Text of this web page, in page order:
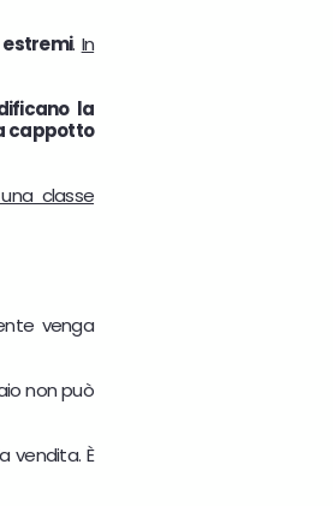
. In
la
cappotto
classe
venga
non può
vendita. È